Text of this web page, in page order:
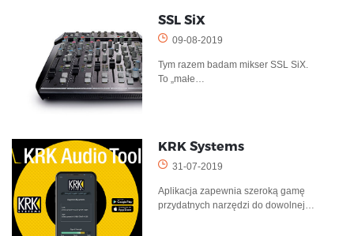
SSL SiX
09-08-2019
Tym razem badam mikser SSL SiX.
To „małe…
KRK Systems
31-07-2019
Aplikacja zapewnia szeroką gamę
przydatnych narzędzi do dowolnej…